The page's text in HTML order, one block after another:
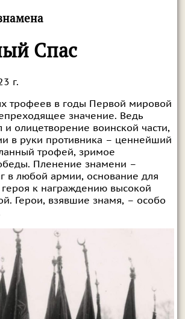
Спас
г.
трофеев в годы Первой мировой
значение. Ведь
и олицетворение воинской части,
в руки противника – ценнейший
трофей, зримое
Пленение знамени –
в любой армии, основание для
героя к награждению высокой
Герои, взявшие знамя, – особо